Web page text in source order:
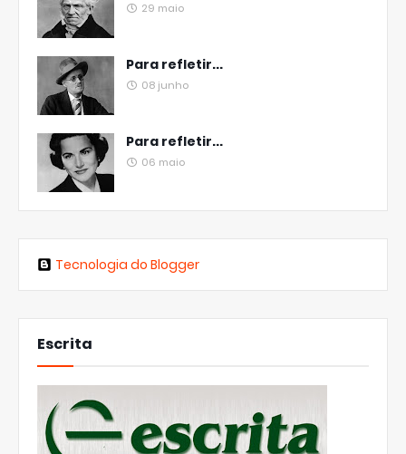
29 maio
Para refletir...
08 junho
Para refletir...
06 maio
Tecnologia do Blogger
Escrita